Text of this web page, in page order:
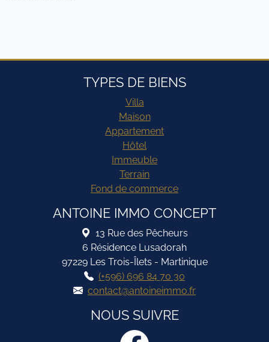
TYPES DE BIENS
Villa
Maison
Appartement
Hôtel
Immeuble
Terrain
Fond de commerce
ANTOINE IMMO CONCEPT
13 Rue des Pêcheurs
6 Résidence Lusadorah
97229 Les Trois-Îlets - Martinique
(+596) 696 84 70 30
contact@antoineimmo.fr
NOUS SUIVRE